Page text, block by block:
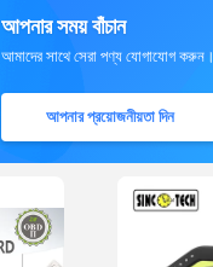
আপনার সময় বাঁচান
আমাদের সাথে সেরা পণ্য যোগাযোগ করুন।
আপনার প্রয়োজনীয়তা দিন